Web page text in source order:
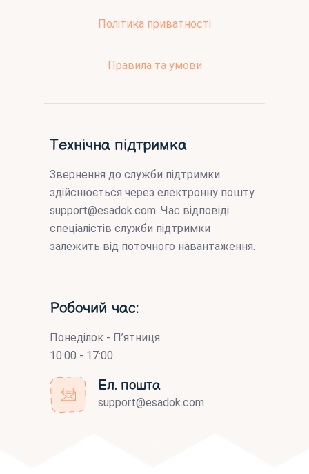
Політика приватності
Правила та умови
Технічна підтримка
Звернення до служби підтримки
здійснюється через електронну пошту
support@esadok.com. Час відповіді
спеціалістів служби підтримки
залежить від поточного навантаження.
Робочий час:
Понеділок - П’ятниця
10:00 - 17:00
Ел. пошта
support@esadok.com